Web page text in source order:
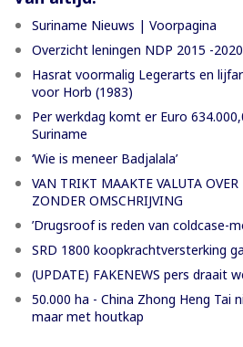
Suriname Nieuws | Voorpagina
Overzicht leningen NDP 2015 -2020
Hasrat voormalig Legerarts en
voor Horb (1983)
Per werkdag komt er Euro
Suriname
‘Wie is meneer Badjalala’
VAN TRIKT MAAKTE VALUTA
ZONDER OMSCHRIJVING
’Drugsroof is reden van coldcase-
SRD 1800 koopkrachtversterking
(UPDATE) FAKENEWS pers draait
50.000 ha - China Zhong Heng Tai
maar met houtkap